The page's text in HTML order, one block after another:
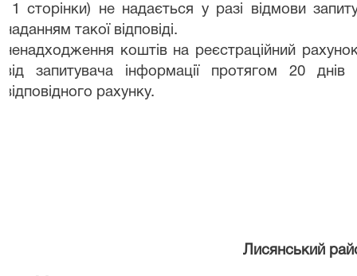
11 сторінки) не надається у разі відмови
наданням такої відповіді.
ненадходження коштів на реєстраційний
від запитувача інформації протягом 20
відповідного рахунку.
Лисянський